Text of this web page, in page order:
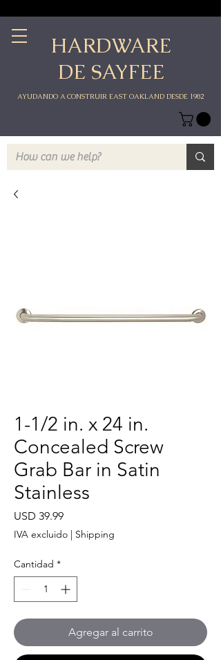
HARDWARE
DE SAYFEE
AYUDANDO A CONSTRUIR EAST OAKLAND DESDE 1982
1-1/2 in. x 24 in.
Concealed Screw
Grab Bar in Satin
Stainless
USD 39.99Precio
IVA excluido | Shipping
Cantidad *
Agregar al carrito